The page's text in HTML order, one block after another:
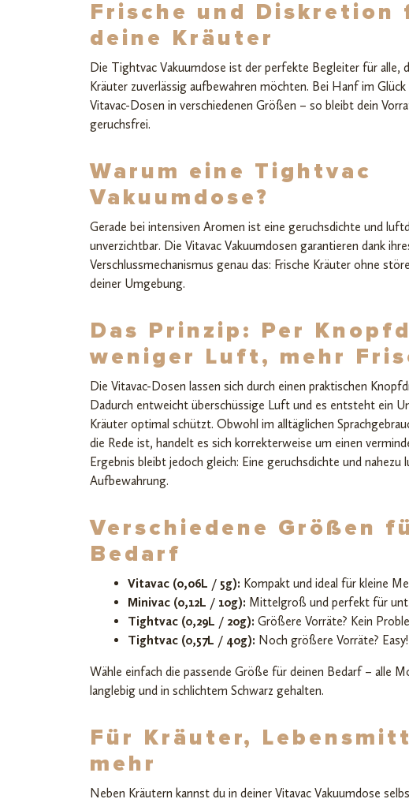
Frische und Diskretion
deine Kräuter
Die Tightvac Vakuumdose ist der perfekte Begleiter für alle,
Kräuter zuverlässig aufbewahren möchten. Bei Hanf im
Vitavac-Dosen in verschiedenen Größen – so bleibt dein
geruchsfrei.
Warum eine Tightvac
Vakuumdose?
Gerade bei intensiven Aromen ist eine geruchsdichte und
unverzichtbar. Die Vitavac Vakuumdosen garantieren dank
Verschlussmechanismus genau das: Frische Kräuter ohne
deiner Umgebung.
Das Prinzip: Per
weniger Luft, mehr
Die Vitavac-Dosen lassen sich durch einen praktischen
Dadurch entweicht überschüssige Luft und es entsteht ein
Kräuter optimal schützt. Obwohl im alltäglichen
die Rede ist, handelt es sich korrekterweise um einen
Ergebnis bleibt jedoch gleich: Eine geruchsdichte und nahezu
Aufbewahrung.
Verschiedene Größen
Bedarf
Vitavac (0,06L / 5g): Kompakt und ideal für kleine
Minivac (0,12L / 10g): Mittelgroß und perfekt für
Tightvac (0,29L / 20g): Größere Vorräte? Kein
Tightvac (0,57L / 40g): Noch größere Vorräte? Easy!
Wähle einfach die passende Größe für deinen Bedarf – alle
langlebig und in schlichtem Schwarz gehalten.
Für Kräuter,
mehr
Neben Kräutern kannst du in deiner Vitavac Vakuumdose